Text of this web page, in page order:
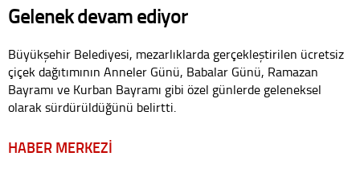
Gelenek devam ediyor
Büyükşehir Belediyesi, mezarlıklarda gerçekleştirilen ücretsiz
çiçek dağıtımının Anneler Günü, Babalar Günü, Ramazan
Bayramı ve Kurban Bayramı gibi özel günlerde geleneksel
olarak sürdürüldüğünü belirtti.
HABER MERKEZİ